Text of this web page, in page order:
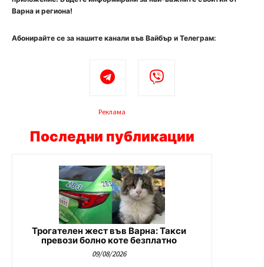
Варна и региона!
Абонирайте се за нашите канали във Вайбър и Телеграм:
Реклама
Последни публикации
Трогателен жест във Варна: Такси
превози болно коте безплатно
09/08/2026